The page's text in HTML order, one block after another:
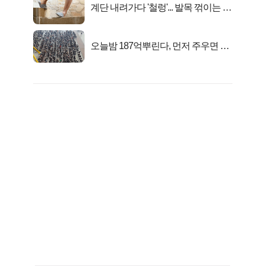
계단 내려가다 '철렁'... 발목 꺾이는 이
오늘밤 187억뿌린다, 먼저 주우면 최